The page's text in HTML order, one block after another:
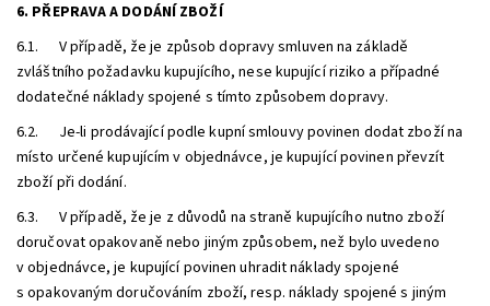
6. PŘEPRAVA A DODÁNÍ ZBOŽÍ
6.1. V případě, že je způsob dopravy smluven na základě
zvláštního požadavku kupujícího, nese kupující riziko a případné
dodatečné náklady spojené s tímto způsobem dopravy.
6.2. Je-li prodávající podle kupní smlouvy povinen dodat zboží na
místo určené kupujícím v objednávce, je kupující povinen převzít
zboží při dodání.
6.3. V případě, že je z důvodů na straně kupujícího nutno zboží
doručovat opakovaně nebo jiným způsobem, než bylo uvedeno
v objednávce, je kupující povinen uhradit náklady spojené
s opakovaným doručováním zboží, resp. náklady spojené s jiným